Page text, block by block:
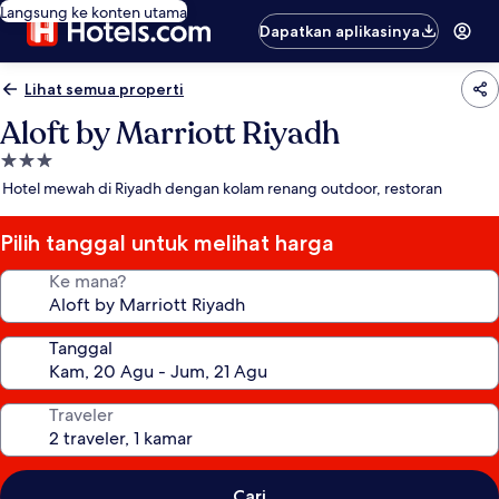
Langsung ke konten utama
Dapatkan aplikasinya
Lihat semua properti
Aloft by Marriott Riyadh
Properti
bintang
Hotel mewah di Riyadh dengan kolam renang outdoor, restoran
Pilih tanggal untuk melihat harga
Ke mana?
Tanggal
Traveler